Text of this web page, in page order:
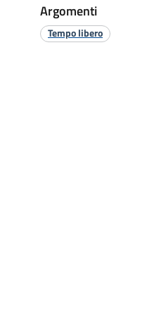
Argomenti
Tempo libero